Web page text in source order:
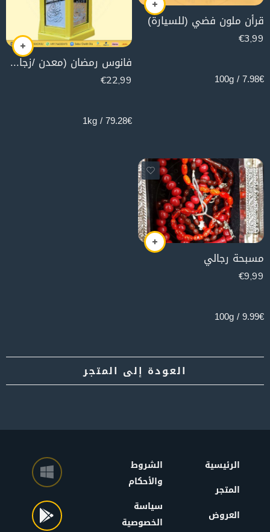
قرأن ملون فضي (للسيارة)
€3,99
7.98€ / 100g
فانوس رمضان (معدن /زجاج مرايا )
€22,99
79.28€ / 1kg
مسبحة رجالي
€9,99
9.99€ / 100g
الرئيسية
المتجر
العروض
الشروط
والأحكام
سياسة
الخصوصية